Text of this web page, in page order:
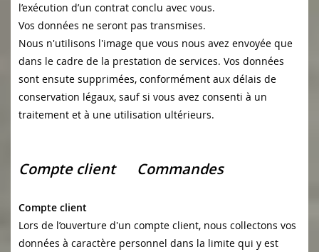
l’exécution d’un contrat conclu avec vous.
Vos données ne seront pas transmises.
Nous n'utilisons l'image que vous nous avez envoyée que
dans le cadre de la prestation de services. Vos données
sont ensute supprimées, conformément aux délais de
conservation légaux, sauf si vous avez consenti à un
traitement et à une utilisation ultérieurs.
Compte client Commandes
Compte client
Lors de l’ouverture d'un compte client, nous collectons vos
données à caractère personnel dans la limite qui y est